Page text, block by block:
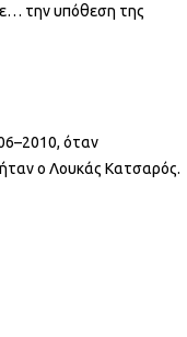
την υπόθεση της
όταν
ο Λουκάς Κατσαρός.